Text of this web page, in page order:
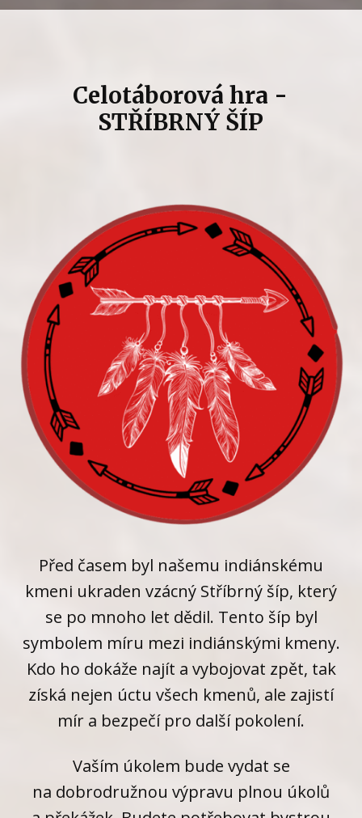
Celotáborová hra -
STŘÍBRNÝ ŠÍP
Před časem byl našemu indiánskému
kmeni ukraden vzácný Stříbrný šíp, který
se po mnoho let dědil. Tento šíp byl
symbolem míru mezi indiánskými kmeny.
Kdo ho dokáže najít a vybojovat zpět, tak
získá nejen úctu všech kmenů, ale zajistí
mír a bezpečí pro další pokolení.
Vaším úkolem bude vydat se
na dobrodružnou výpravu plnou úkolů